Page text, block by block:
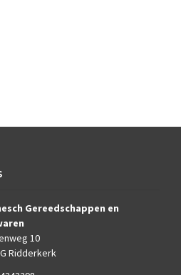
Gereedschappen en
10
Ridderkerk